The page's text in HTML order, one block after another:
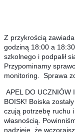
Z przykrością
godziną 18:00 a
szkolnego i podpalił
Przypominamy
monitoring.
Sprawa
APEL DO UCZNIÓW
BOISK! Boiska
czują potrzebę ruchu
własnością.
nadzieję, że